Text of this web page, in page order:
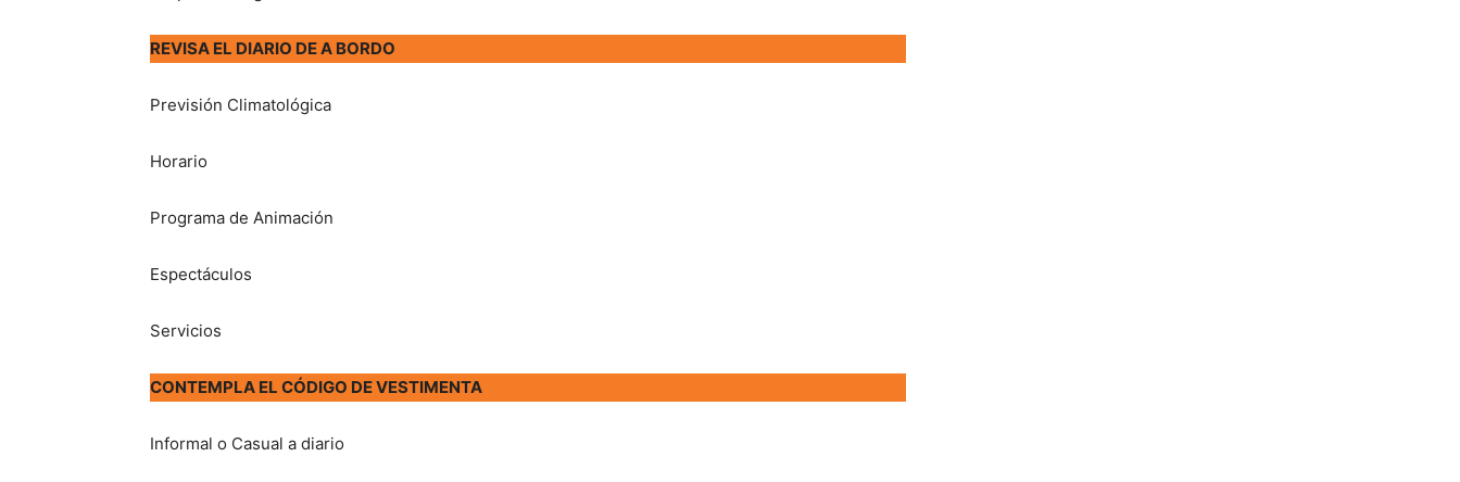
REVISA EL DIARIO DE A BORDO
Previsión Climatológica
Horario
Programa de Animación
Espectáculos
Servicios
CONTEMPLA EL CÓDIGO DE VESTIMENTA
Informal o Casual a diario